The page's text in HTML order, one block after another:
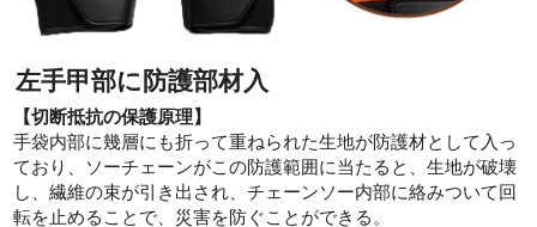
左手甲部に防護部材入
【切断抵抗の保護原理】
手袋内部に幾層にも折って重ねられた生地が防護材として入っ
ており、ソーチェーンがこの防護範囲に当たると、生地が破壊
し、繊維の束が引き出され、チェーンソー内部に絡みついて回
転を止めることで、災害を防ぐことができる。